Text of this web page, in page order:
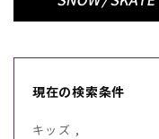
現在の検索条件
キッズ ,